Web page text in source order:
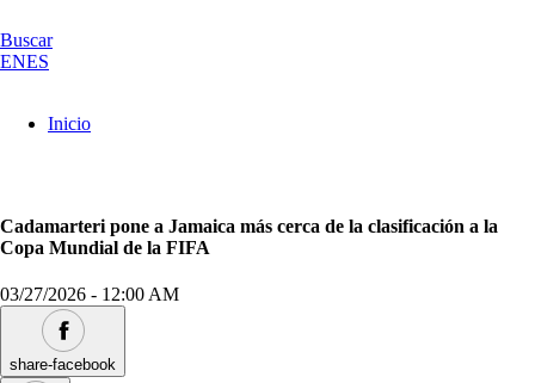
Buscar
ENES
Inicio
Cadamarteri pone a Jamaica más cerca de la clasificación a la
Copa Mundial de la FIFA
03/27/2026 - 12:00 AM
share-facebook